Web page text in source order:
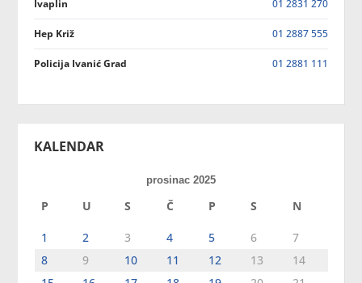
Ivaplin 01 2831 270
Hep Križ 01 2887 555
Policija Ivanić Grad 01 2881 111
KALENDAR
prosinac 2025
P U S Č P S N
1 2 3 4 5 6
7
8
9 10 11 12 13
14